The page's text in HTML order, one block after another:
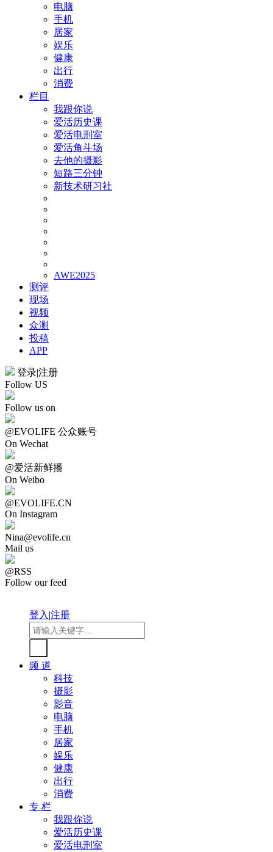
电脑
手机
居家
娱乐
健康
出行
消费
栏目
我跟你说
爱活历史课
爱活电刑室
爱活角斗场
去他的摄影
短路三分钟
新技术研习社
AWE2025
测评
现场
视频
众测
投稿
APP
登录|注册
Follow US
Follow us on
@EVOLIFE 公众账号
On Wechat
@爱活新鲜播
On Weibo
@EVOLIFE.CN
On Instagram
Nina@evolife.cn
Mail us
@RSS
Follow our feed
登入|注册
频 道
科技
摄影
影音
电脑
手机
居家
娱乐
健康
出行
消费
专 栏
我跟你说
爱活历史课
爱活电刑室